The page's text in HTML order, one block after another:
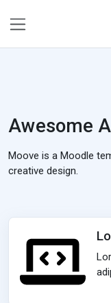
Awesome
Moove is a Moodle
creative design.